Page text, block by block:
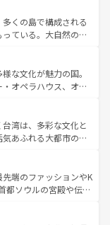
る。 なお、新
を参照してほしい。
ング、エンターテイ
だ。一方、アメリカ
ャニオンやイエロー
食が融合した独特の
域で異なる魅力を楽
を感じることができ
しい。
くの島で構成される
ている。大自然の神
光地といえばオアフ
イ島やカウアイ島が
海をはじめ、豊かな
えてくれるハワイの
イアンミュージッ
がハワイの魅力を彩
。
な文化が魅力の国。
オペラハウス、オー
ルル（エアーズロッ
アンズの熱帯雨林な
ェやワイン、オージ
、サーフィンやダイ
好きにはたまらな
分に味わいつくそ
湾は、多彩な文化と
あふれる大都市の台
部など、都市の喧騒
る人に新しい発見と
い台湾の食文化も魅
ラエティ豊かな料理
端のファッションやK
都ソウルの宮殿や伝統
然美を楽しむことが